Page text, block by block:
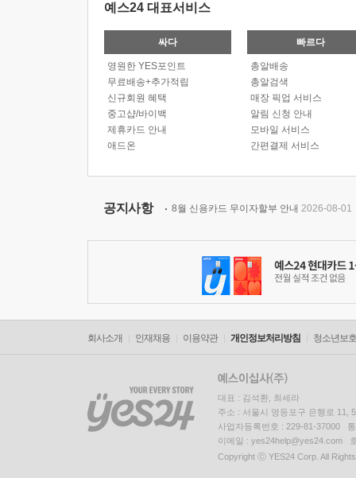
예스24 대표서비스
싸다
영원한 YES포인트
무료배송+추가적립
신규회원 혜택
중고샵/바이백
제휴카드 안내
애드온
빠르다
총알배송
총알검색
매장 픽업 서비스
알림 신청 안내
모바일 서비스
간편결제 서비스
공지사항 8월 신용카드 무이자할부 안내 2026-08-01
회사소개 인재채용 이용약관 개인정보처리방침 청소년보
대표 : 김석환, 최세라
주소 : 서울시 영등포구 은행로 11,
사업자등록번호 : 229-81-37000
이메일 : yes24help@yes24.com
Copyright ⓒ YES24 Corp. All